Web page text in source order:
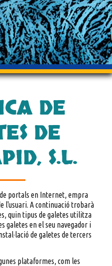
DE
DE
S.L.
portals en Internet, empra
l'usuari. A continuació trobarà
quin tipus de galetes utilitza
galetes en el seu navegador i
de galetes de tercers
plataformes, com les